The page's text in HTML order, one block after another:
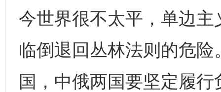
今世界很不太平，单边
临倒退回丛林法则的危
国，中俄两国要坚定履